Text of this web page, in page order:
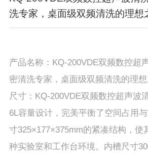
洗专家，桌面级双频清洗的理想
产品名称：KQ-200VDE双频数控超
密清洗专家，桌面级双频清洗的理
尺寸：KQ-200VDE双频数控超声波
6L容量设计，完美平衡了空间占用
寸325×177×375mm的紧凑结构，使
种实验室和工作台环境。内槽尺寸